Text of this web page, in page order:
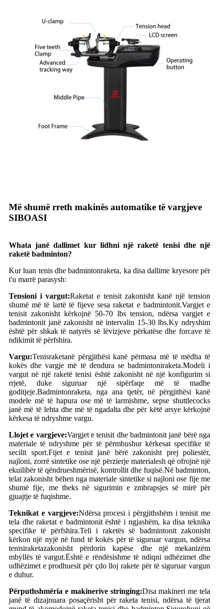
Më shumë rreth makinës automatike të vargjeve
SIBOASI
Whata janë dallimet kur lidhni një raketë tenisi dhe një
raketë badminton?
Kur luan tenis dhe badmintonraketa, ka disa dallime kryesore për
t'u marrë parasysh:
Tensioni i vargut:Raketat e tenisit zakonisht kanë një tension
shumë më të lartë të fijeve sesa raketat e badmintonit.Vargjet e
tenisit zakonisht kërkojnë 50-70 lbs tension, ndërsa vargjet e
badmintonit janë zakonisht në intervalin 15-30 lbs.Ky ndryshim
është për shkak të natyrës së lëvizjeve përkatëse dhe forcave të
ndikimit të përfshira.
Vargu:Tenisraketanë përgjithësi kanë përmasa më të mëdha të
kokës dhe vargje më të dendura se badmintoniraketa.Modeli i
vargut në një raketë tenisi është zakonisht në një konfigurim si
rrjetë, duke siguruar një sipërfaqe më të madhe
goditjeje.Badmintonraketa, nga ana tjetër, në përgjithësi kanë
modele më të hapura ose më të larmishme, sepse shuttlecocks
janë më të lehta dhe më të ngadalta dhe për këtë arsye kërkojnë
kërkesa të ndryshme vargu.
Llojet e vargjeve:Vargjet e tenisit dhe badmintonit janë bërë nga
materiale të ndryshme për të përmbushur kërkesat specifike të
secilit sport.Fijet e tenisit janë bërë zakonisht prej poliestër,
najloni, zorrë sintetike ose një përzierje materialesh që ofrojnë një
ekuilibër të qëndrueshmërisë, kontrollit dhe fuqisë.Në badminton,
telat zakonisht bëhen nga materiale sintetike si najloni ose fije me
shumë fije, me theks në sigurimin e zmbrapsjes së mirë për
gjuajtje të fuqishme.
Teknikat e vargjeve:Ndërsa procesi i përgjithshëm i tenisit me
tela dhe raketat e badmintonit është i ngjashëm, ka disa teknika
specifike të përfshira.Teli i raketës së badmintonit zakonisht
kërkon një nyjë në fund të kokës për të siguruar vargun, ndërsa
tenisiraketazakonisht përdorin kapëse dhe një mekanizëm
mbyllës të vargut.Është e rëndësishme të ndiqni udhëzimet dhe
udhëzimet e prodhuesit për çdo lloj rakete për të siguruar vargun
e duhur.
Përputhshmëria e makinerive stringing:Disa makineri me tela
janë të dizajnuara posaçërisht për raketa tenisi, ndërsa të tjerat